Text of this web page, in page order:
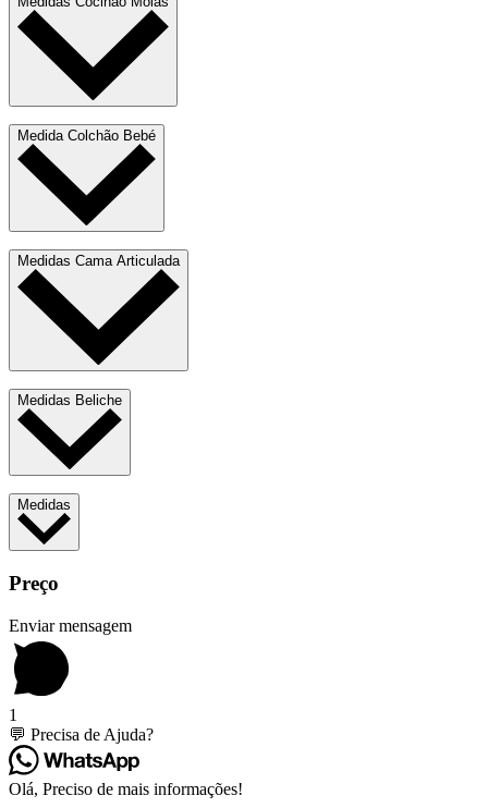
Medida Colchão Bebé
Medidas Cama Articulada
Medidas Beliche
Medidas
Preço
Enviar mensagem
1
💬 Precisa de Ajuda?
Olá, Preciso de mais informações!